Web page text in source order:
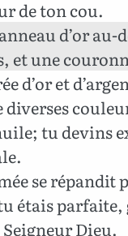
de ton cou.
d’or au-
et une
d’or et
diverses
tu devins
se répandit
étais parfaite,
Dieu.